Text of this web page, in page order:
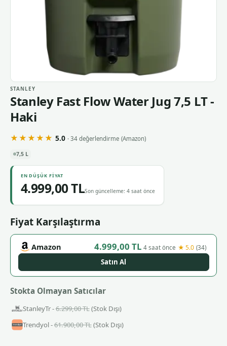
STANLEY
Stanley Fast Flow Water Jug 7,5 LT -
Haki
★★★★★ 5.0 · 34 değerlendirme (Amazon)
7,5 L
EN DÜŞÜK FIYAT
4.999,00 TLSon güncelleme: 4 saat önce
Fiyat Karşılaştırma
Amazon 4.999,00 TL 4 saat önce ★ 5.0 (34)
Satın Al
Stokta Olmayan Satıcılar
StanleyTr -6.299,00 TL(Stok Dışı)
Trendyol -61.900,00 TL(Stok Dışı)